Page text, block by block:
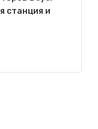
станция и